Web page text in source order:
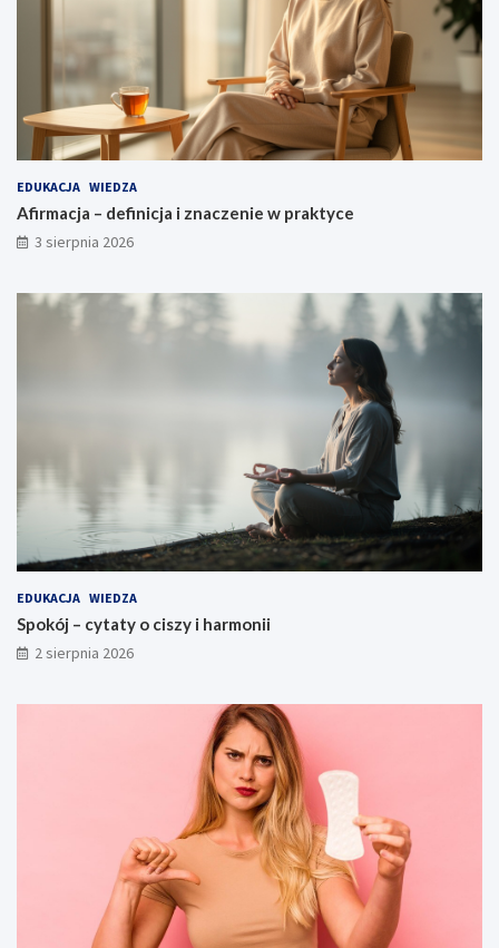
EDUKACJA WIEDZA
Afirmacja – definicja i znaczenie w praktyce
3 sierpnia 2026
EDUKACJA WIEDZA
Spokój – cytaty o ciszy i harmonii
2 sierpnia 2026